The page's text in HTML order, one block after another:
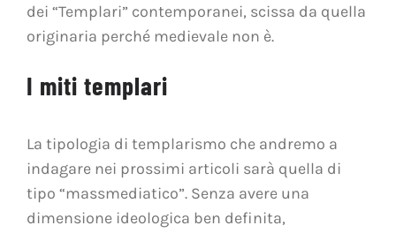
dei “Templari” contemporanei, scissa da quella
originaria perché medievale non è.
I miti templari
La tipologia di templarismo che andremo a
indagare nei prossimi articoli sarà quella di
tipo “massmediatico”. Senza avere una
dimensione ideologica ben definita,